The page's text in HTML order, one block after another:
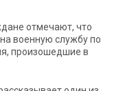
отмечают, что
военную службу по
произошедшие в